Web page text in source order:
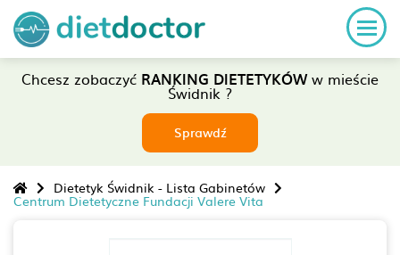
Chcesz zobaczyć RANKING DIETETYKÓWw mieście
Świdnik ?
Sprawdź
Dietetyk Świdnik - Lista Gabinetów
Centrum Dietetyczne Fundacji Valere Vita